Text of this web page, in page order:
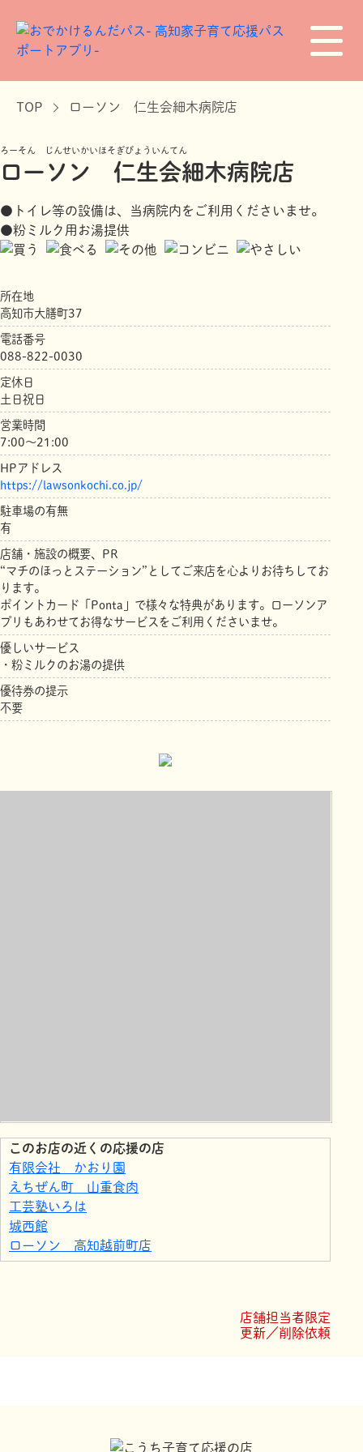
TOP ローソン 仁生会細木病院店
ろーそん じんせいかいほそぎびょういんてん
ローソン 仁生会細木病院店
●トイレ等の設備は、当病院内をご利用くださいませ。
●粉ミルク用お湯提供
所在地
高知市大膳町37
電話番号
088-822-0030
定休日
土日祝日
営業時間
7:00～21:00
HPアドレス
https://lawsonkochi.co.jp/
駐車場の有無
有
店舗・施設の概要、PR
“マチのほっとステーション”としてご来店を心よりお待ちしてお
ります。
ポイントカード「Ponta」で様々な特典があります。ローソンア
プリもあわせてお得なサービスをご利用くださいませ。
優しいサービス
・粉ミルクのお湯の提供
優待券の提示
不要
このお店の近くの応援の店
有限会社 かおり園
えちぜん町 山重食肉
工芸塾いろは
城西館
ローソン 高知越前町店
モデルショップヨシオカ
株式会社ファースト・コラボレーション店舗担当者限定
更新／削除依頼